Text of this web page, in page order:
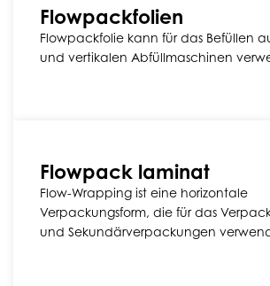
Flowpackfolien
Flowpackfolie kann für das Befüllen
und vertikalen Abfüllmaschinen
Flowpack laminat
Flow-Wrapping ist eine horizontale
Verpackungsform, die für das
und Sekundärverpackungen